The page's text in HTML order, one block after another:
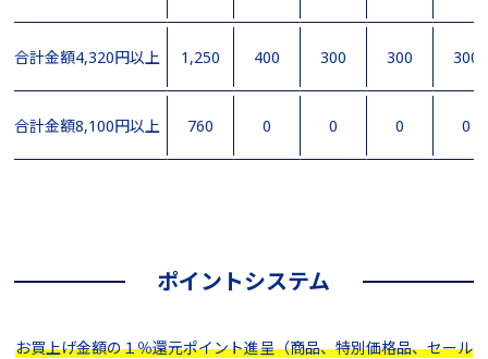
合計金額4,320円以上 1,250 400 300 300 300
合計金額8,100円以上 760 0 0 0 0
ポイントシステム
お買上げ金額の１％還元ポイント進呈（商品、特別価格品、セール